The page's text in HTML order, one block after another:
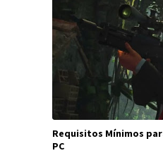
Requisitos Mínimos
PC